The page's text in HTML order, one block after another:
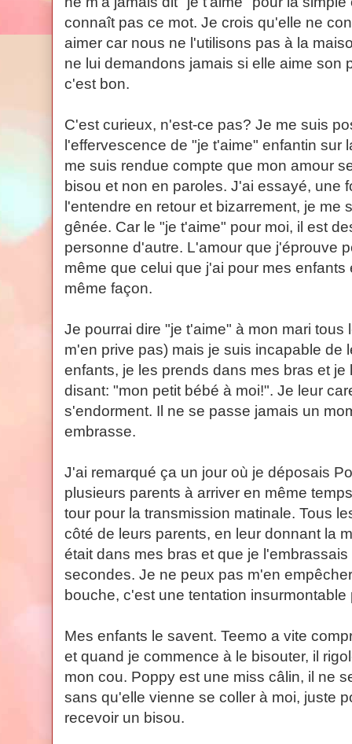
connaît pas ce mot. Je crois qu'elle ne
aimer car nous ne l'utilisons pas à la
ne lui demandons jamais si elle aime son
c'est bon.
C'est curieux, n'est-ce pas? Je me suis
l'effervescence de "je t'aime" enfantin sur
me suis rendue compte que mon amour
bisou et non en paroles. J'ai essayé, une
l'entendre en retour et bizarrement, je me
gênée. Car le "je t'aime" pour moi, il est
personne d'autre. L'amour que j'éprouve
même que celui que j'ai pour mes
même façon.
Je pourrai dire "je t'aime" à mon mari tous
m'en prive pas) mais je suis incapable de
enfants, je les prends dans mes bras et
disant: "mon petit bébé à moi!". Je leur
s'endorment. Il ne se passe jamais un
embrasse.
J'ai remarqué ça un jour où je déposais
plusieurs parents à arriver en même
tour pour la transmission matinale. Tous
côté de leurs parents, en leur donnant la
était dans mes bras et que je
secondes. Je ne peux pas m'en
bouche, c'est une tentation insurmontable
Mes enfants le savent. Teemo a vite
et quand je commence à le bisouter, il
mon cou. Poppy est une miss câlin, il ne
sans qu'elle vienne se coller à moi, juste
recevoir un bisou.